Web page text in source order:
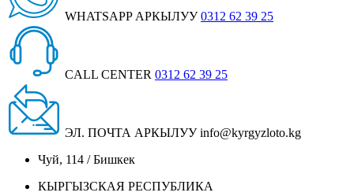
WHATSAPP АРКЫЛУУ 0312 62 39 25
CALL CENTER 0312 62 39 25
ЭЛ. ПОЧТА АРКЫЛУУ info@kyrgyzloto.kg
Чуй, 114 / Бишкек
КЫРГЫЗСКАЯ РЕСПУБЛИКА